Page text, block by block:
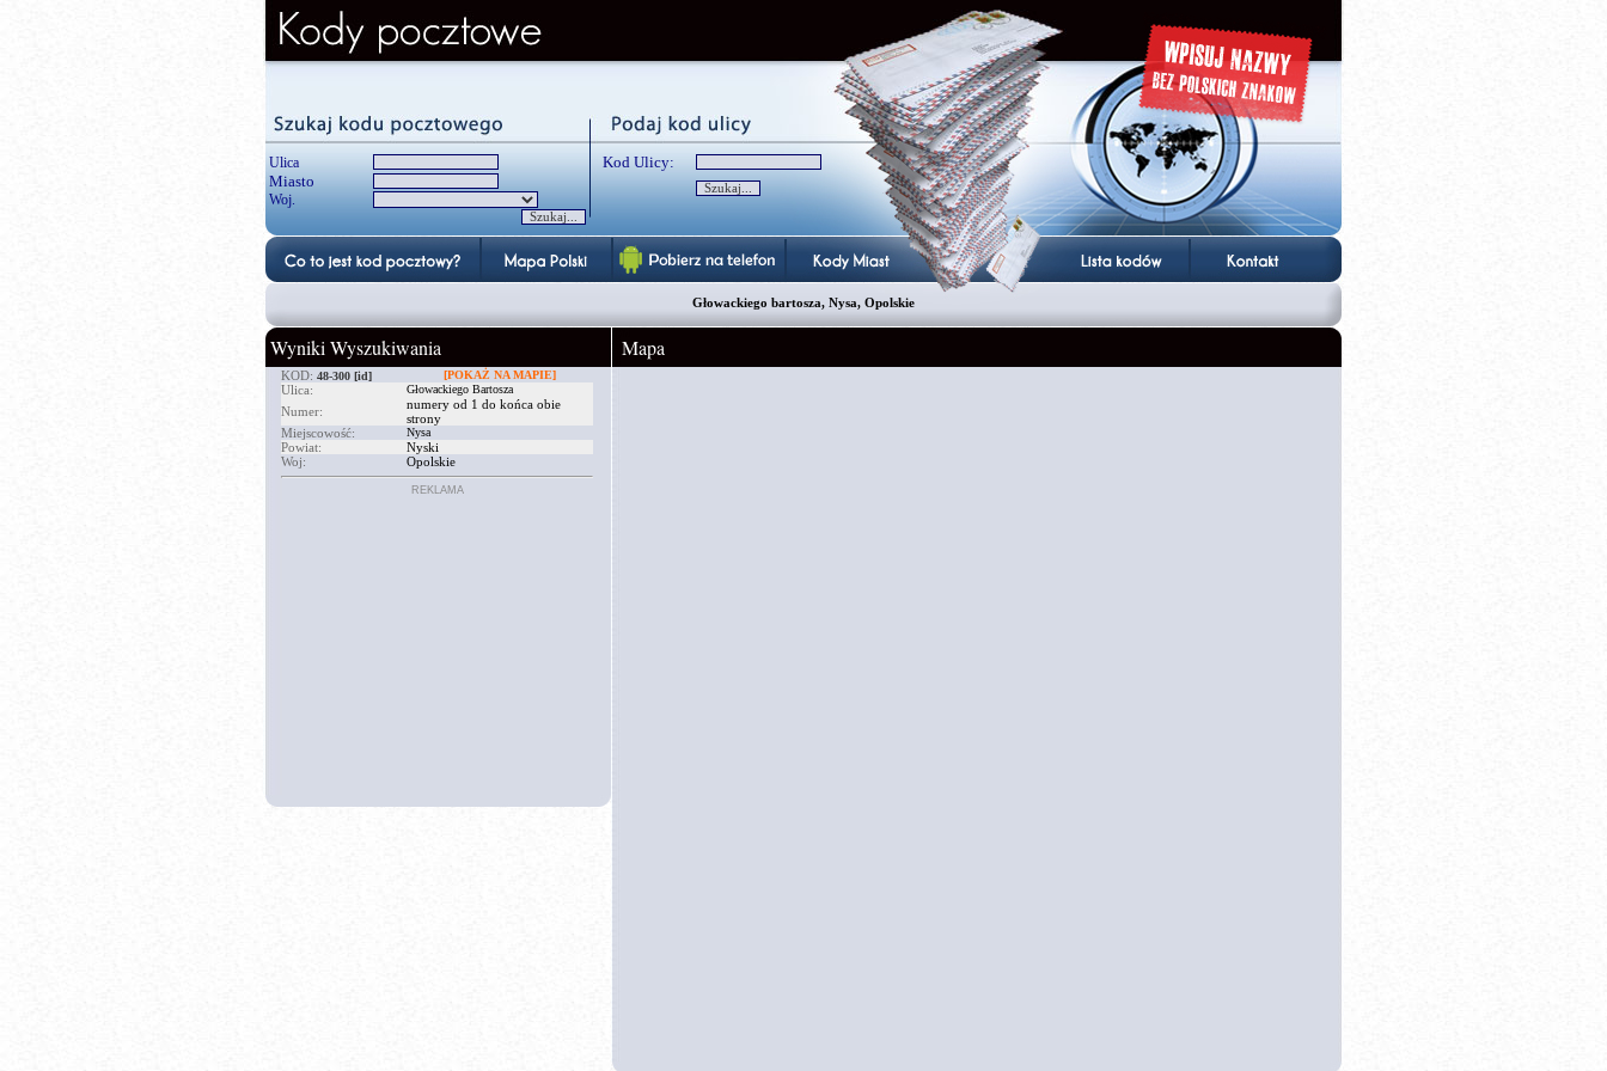
Ulica
Miasto
Woj.
Kod Ulicy:
Głowackiego bartosza, Nysa, Opolskie
Wyniki Wyszukiwania
KOD: 48-300 [id] [POKAŻ NA MAPIE]
Ulica: Głowackiego Bartosza
Numer:
numery od 1 do końca obie
strony
Miejscowość:
Nysa
Powiat:
Nyski
Woj:
Opolskie
REKLAMA
Mapa